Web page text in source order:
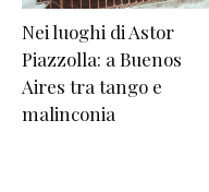
Nei luoghi di Astor
Piazzolla: a Buenos
Aires tra tango e
malinconia